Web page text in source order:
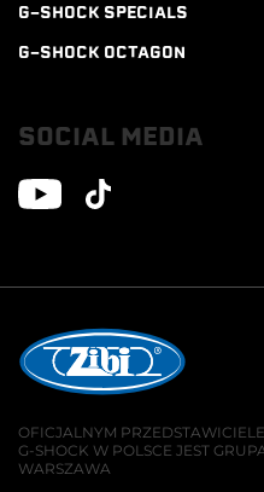
G-SHOCK SPECIALS
G-SHOCK OCTAGON
SOCIAL MEDIA
OFICJALNYM
G-SHOCK W POLSCE JEST
WARSZAWA